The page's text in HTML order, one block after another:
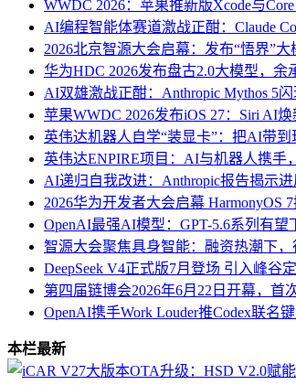
WWDC 2026：苹果推新版Xcode与
AI编程智能体赛道激战正酣：Claude
2026北京智源大会启幕：发布“悟界”
华为HDC 2026发布盘古2.0大模型，
AI双雄激战正酣：Anthropic Mythos 5
苹果WWDC 2026发布iOS 27：Siri AI
英伟达机器人自学“装显卡”：把AI带
英伟达ENPIRE项目：AI与机器人携手
AI递归自我改进：Anthropic报告揭示
2026华为开发者大会启幕 HarmonyOS
OpenAI最强AI模型：GPT-5.6系列有望
智源大会聚焦具身智能：融资热潮下，
DeepSeek V4正式版7月登场 引入峰谷
第四届链博会2026年6月22日开幕，首
OpenAI携手Work Louder推Codex联名
本栏最新